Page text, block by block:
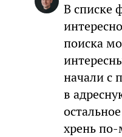
В списке
поиска
начали с
в
хрень